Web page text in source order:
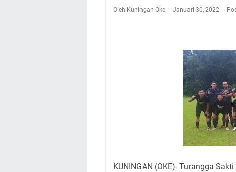
Kamuning Salurakan
Info Sembako di
Agenda Kegiatan
Hanya Satu
Ini Empat Lokasi
Oleh Kuningan Oke Januari 30, 2022
KUNINGAN (OKE)- Turangga